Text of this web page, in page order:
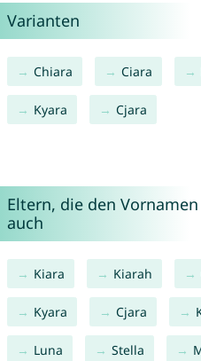
Varianten
Chiara Ciara
Kyara Cjara
Eltern, die den
auch
Kiara Kiarah
Kyara Cjara
Luna Stella